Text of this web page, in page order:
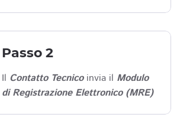
Passo 2
Il Contatto Tecnicoinvia il Modulo
di Registrazione Elettronico (MRE)